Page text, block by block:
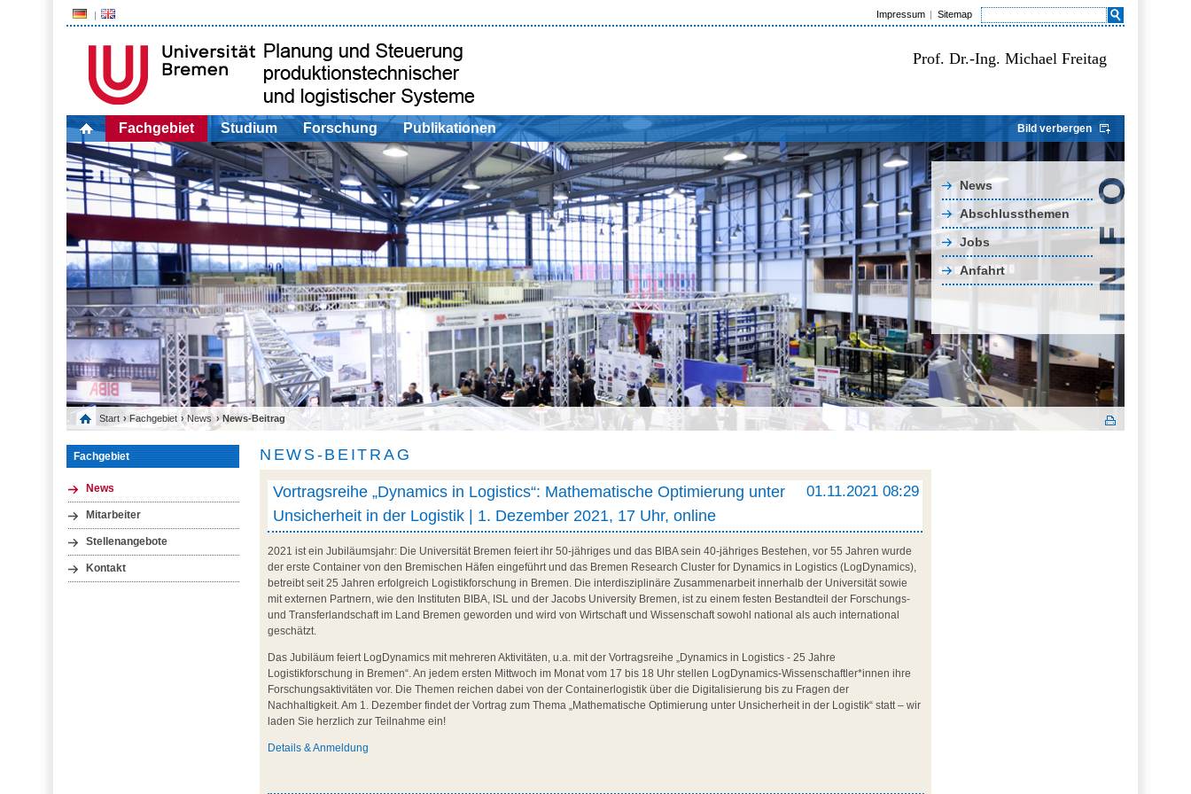
Impressum Sitemap
Prof. Dr.-Ing. Michael Freitag
Fachgebiet Studium Forschung Publikationen Bild verbergen
News
Abschlussthemen
Jobs
Anfahrt
Start › Fachgebiet ›News › News-Beitrag
Fachgebiet
News
Mitarbeiter
Stellenangebote
Kontakt
NEWS-BEITRAG
01.11.2021 08:29
Vortragsreihe „Dynamics in Logistics“: Mathematische Optimierung unter
Unsicherheit in der Logistik | 1. Dezember 2021, 17 Uhr, online
2021 ist ein Jubiläumsjahr: Die Universität Bremen feiert ihr 50-jähriges und das BIBA sein 40-jähriges Bestehen, vor 55 Jahren wurde
der erste Container von den Bremischen Häfen eingeführt und das Bremen Research Cluster for Dynamics in Logistics (LogDynamics),
betreibt seit 25 Jahren erfolgreich Logistikforschung in Bremen. Die interdisziplinäre Zusammenarbeit innerhalb der Universität sowie
mit externen Partnern, wie den Instituten BIBA, ISL und der Jacobs University Bremen, ist zu einem festen Bestandteil der Forschungs-
und Transferlandschaft im Land Bremen geworden und wird von Wirtschaft und Wissenschaft sowohl national als auch international
geschätzt.
Das Jubiläum feiert LogDynamics mit mehreren Aktivitäten, u.a. mit der Vortragsreihe „Dynamics in Logistics - 25 Jahre
Logistikforschung in Bremen“. An jedem ersten Mittwoch im Monat vom 17 bis 18 Uhr stellen LogDynamics-Wissenschaftler*innen ihre
Forschungsaktivitäten vor. Die Themen reichen dabei von der Containerlogistik über die Digitalisierung bis zu Fragen der
Nachhaltigkeit. Am 1. Dezember findet der Vortrag zum Thema „Mathematische Optimierung unter Unsicherheit in der Logistik“ statt – wir
laden Sie herzlich zur Teilnahme ein!
Details &Anmeldung